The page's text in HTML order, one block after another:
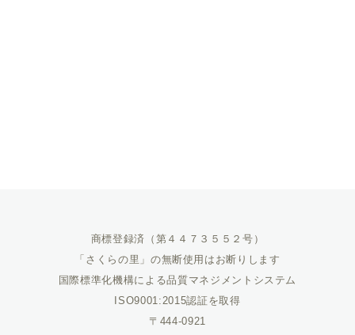
商標登録済（第４４７３５５２号）
「さくらの里」の無断使用はお断りします
国際標準化機構による品質マネジメントシステム
ISO9001:2015認証を取得
〒444-0921